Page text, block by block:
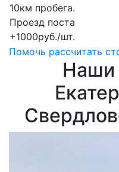
10км пробега.
Проезд поста
+1000руб./шт.
Помочь рассчитать
Наши